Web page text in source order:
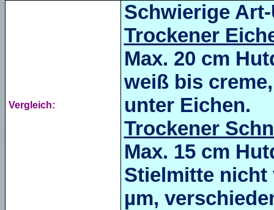
Vergleich:
Schwierige
Trockener
Max. 20 cm
weiß bis
unter Eichen.
Trockener
Max. 15 cm
Stielmitte nicht
µm,